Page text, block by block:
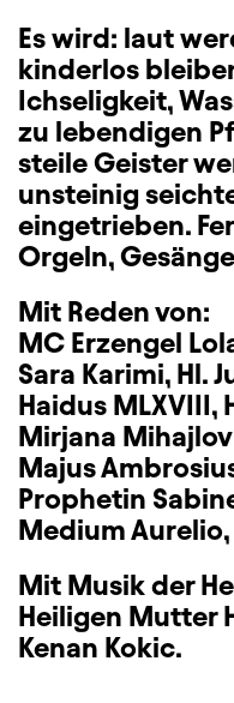
Es wird: laut
kinderlos
Ichseligkeit,
zu lebendigen
steile Geister
unsteinig
eingetrieben.
Orgeln,
Mit Reden von:
MC Erzengel
Sara Karimi, Hl.
Haidus MLXVIII,
Mirjana
Majus
Prophetin
Medium Aurelio,
Mit Musik der
Heiligen Mutter
Kenan Kokic.